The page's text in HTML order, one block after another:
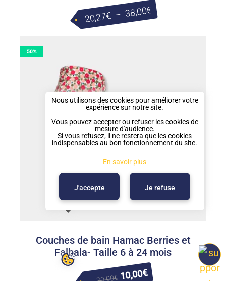
Nous utilisons des cookies pour améliorer votre
expérience sur notre site.
Vous pouvez accepter ou refuser les cookies de
mesure d'audience.
Si vous refusez, il ne restera que les cookies
indispensables au bon fonctionnement du site.
En savoir plus
J'accepte Je refuse
20,27€ – 38,00€Plage
38,00€
50%
Couches de bain Hamac Berries et
Falbala- Taille 6 à 24 mois
€ Le
10,00€Le